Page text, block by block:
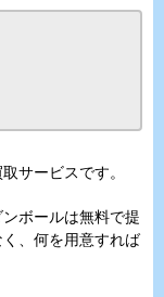
サービスです。
ボールは無料で提
、何を用意すれば